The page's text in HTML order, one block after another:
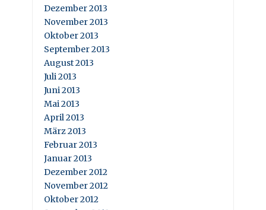
Dezember 2013
November 2013
Oktober 2013
September 2013
August 2013
Juli 2013
Juni 2013
Mai 2013
April 2013
März 2013
Februar 2013
Januar 2013
Dezember 2012
November 2012
Oktober 2012